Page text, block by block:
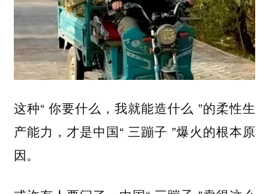
这种“ 你要什么，我就能造什么 ”的柔性生
产能力，才是中国“ 三蹦子 ”爆火的根本原
因。